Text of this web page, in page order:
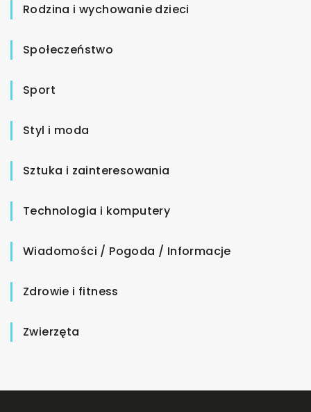
Rodzina i wychowanie dzieci
Społeczeństwo
Sport
Styl i moda
Sztuka i zainteresowania
Technologia i komputery
Wiadomości / Pogoda / Informacje
Zdrowie i fitness
Zwierzęta